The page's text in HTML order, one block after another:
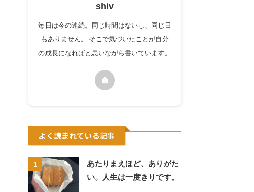
shiv
毎日は今の連続。同じ時間はないし、同じ日
もありません。 そこで気づいたことが自分
の成長になればと思いながら書いています。
よく読まれている記事
1
あたりまえほど、ありがた
い。人生は一度きりです。